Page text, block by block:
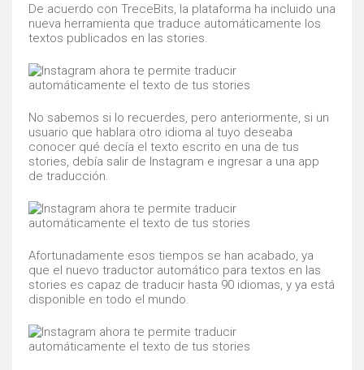
De acuerdo con TreceBits, la plataforma ha incluido una
nueva herramienta que traduce automáticamente los
textos publicados en las stories.
No sabemos si lo recuerdes, pero anteriormente, si un
usuario que hablara otro idioma al tuyo deseaba
conocer qué decía el texto escrito en una de tus
stories, debía salir de Instagram e ingresar a una app
de traducción.
Afortunadamente esos tiempos se han acabado, ya
que el nuevo traductor automático para textos en las
stories es capaz de traducir hasta 90 idiomas, y ya está
disponible en todo el mundo.